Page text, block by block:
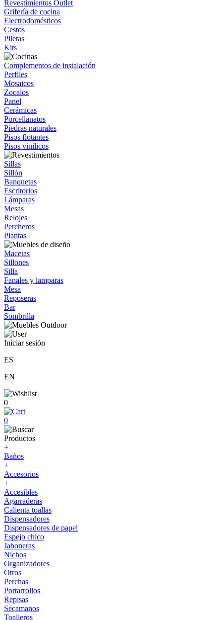
Revestimientos Outlet
Grifería de cocina
Electrodomésticos
Cestos
Piletas
Kits
Complementos de instalación
Perfiles
Mosaicos
Zocalos
Panel
Cerámicas
Porcellanatos
Piedras naturales
Pisos flotantes
Pisos vinilicos
Sillas
Sillón
Banquetas
Escritorios
Lámparas
Mesas
Relojes
Percheros
Plantas
Macetas
Sillones
Silla
Fanales y lamparas
Mesa
Reposeras
Bar
Sombrilla
Iniciar sesión
ES
EN
0
0
Productos
+
Baños
+
Accesorios
+
Accesibles
Agarraderas
Calienta toallas
Dispensadores
Dispensadores de papel
Espejo chico
Jaboneras
Nichos
Organizadores
Otros
Perchas
Portarrollos
Repisas
Secamanos
Toalleros